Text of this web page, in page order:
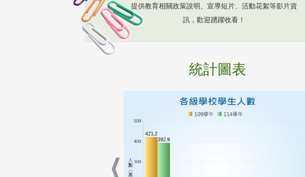
提供教育相關政策說明、宣導短片、活動花絮等影片資
訊，歡迎踴躍收看！
統計圖表